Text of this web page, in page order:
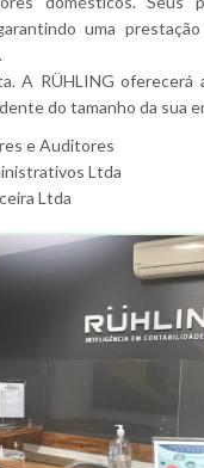
uma
A RÜHLING oferecerá
do tamanho da sua
e Auditores
Ltda
Ltda